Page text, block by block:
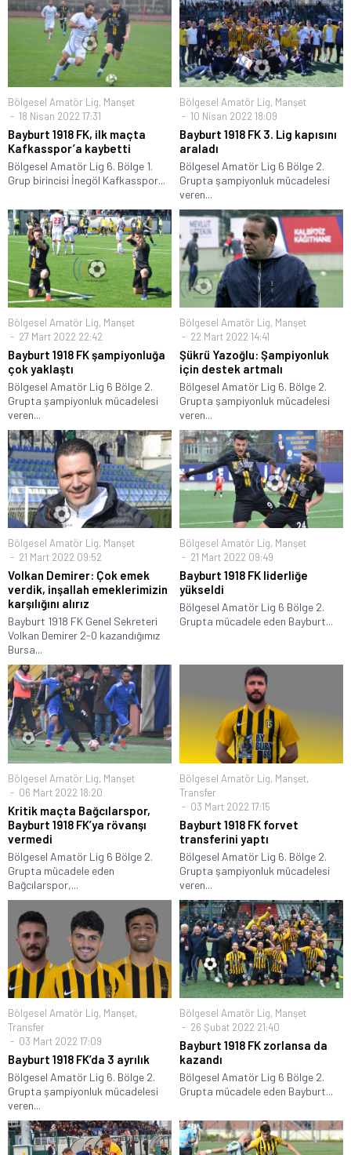
Bölgesel Amatör Lig, Manşet
18 Nisan 2022 17:31
Bayburt 1918 FK, ilk maçta
Kafkasspor’a kaybetti
Bölgesel Amatör Lig 6. Bölge 1.
Grup birincisi İnegöl Kafkasspor...
Bölgesel Amatör Lig, Manşet
10 Nisan 2022 18:09
Bayburt 1918 FK 3. Lig kapısını
araladı
Bölgesel Amatör Lig 6 Bölge 2.
Grupta şampiyonluk mücadelesi
veren...
Bölgesel Amatör Lig, Manşet
27 Mart 2022 22:42
Bayburt 1918 FK şampiyonluğa
çok yaklaştı
Bölgesel Amatör Lig 6 Bölge 2.
Grupta şampiyonluk mücadelesi
veren...
Bölgesel Amatör Lig, Manşet
22 Mart 2022 14:41
Şükrü Yazoğlu: Şampiyonluk
için destek artmalı
Bölgesel Amatör Lig 6. Bölge 2.
Grupta şampiyonluk mücadelesi
veren...
Bölgesel Amatör Lig, Manşet
21 Mart 2022 09:52
Volkan Demirer: Çok emek
verdik, inşallah emeklerimizin
karşılığını alırız
Bayburt 1918 FK Genel Sekreteri
Volkan Demirer 2-0 kazandığımız
Bursa...
Bölgesel Amatör Lig, Manşet
21 Mart 2022 09:49
Bayburt 1918 FK liderliğe
yükseldi
Bölgesel Amatör Lig 6 Bölge 2.
Grupta mücadele eden Bayburt...
Bölgesel Amatör Lig, Manşet
06 Mart 2022 18:20
Kritik maçta Bağcılarspor,
Bayburt 1918 FK’ya rövanşı
vermedi
Bölgesel Amatör Lig 6 Bölge 2.
Grupta mücadele eden
Bağcılarspor,...
Bölgesel Amatör Lig, Manşet,
Transfer
03 Mart 2022 17:15
Bayburt 1918 FK forvet
transferini yaptı
Bölgesel Amatör Lig 6. Bölge 2.
Grupta şampiyonluk mücadelesi
veren...
Bölgesel Amatör Lig, Manşet,
Transfer
03 Mart 2022 17:09
Bayburt 1918 FK’da 3 ayrılık
Bölgesel Amatör Lig 6. Bölge 2.
Grupta şampiyonluk mücadelesi
veren...
Bölgesel Amatör Lig, Manşet
26 Şubat 2022 21:40
Bayburt 1918 FK zorlansa da
kazandı
Bölgesel Amatör Lig 6 Bölge 2.
Grupta mücadele eden Bayburt...